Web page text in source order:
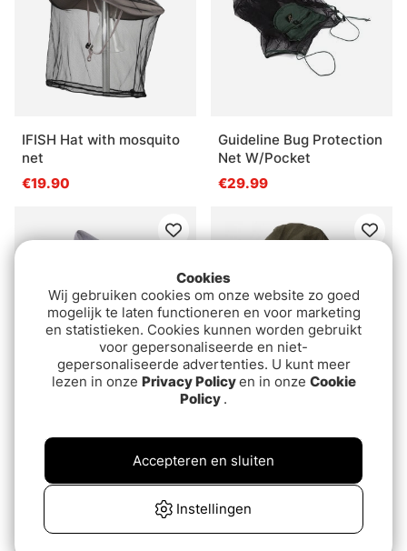
IFISH Hat with mosquito
net
€19.90
Guideline Bug Protection
Net W/Pocket
€29.99
€5.10
Cookies
Wij gebruiken cookies om onze website zo goed
mogelijk te laten functioneren en voor marketing
en statistieken. Cookies kunnen worden gebruikt
voor gepersonaliseerde en niet-
gepersonaliseerde advertenties. U kunt meer
lezen in onze Privacy Policyen in onze Cookie
Policy .
Instellingen
Accepteren en sluiten